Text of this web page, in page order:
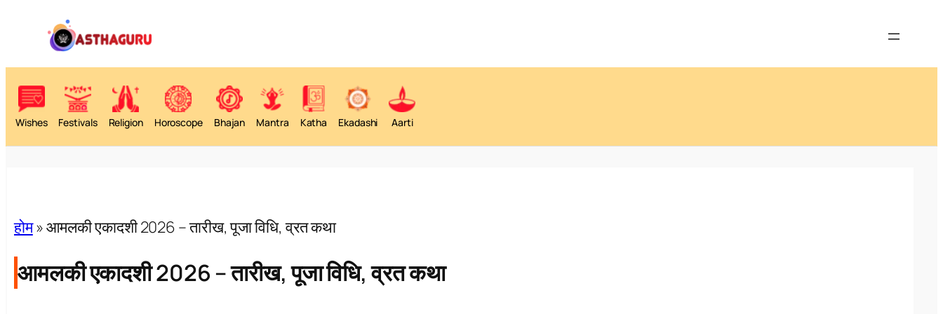
Wishes Festivals Religion Horoscope Bhajan Mantra Katha Ekadashi Aarti
होम»आमलकी एकादशी 2026 – तारीख, पूजा विधि, व्रत कथा
आमलकी एकादशी 2026 – तारीख, पूजा विधि, व्रत कथा